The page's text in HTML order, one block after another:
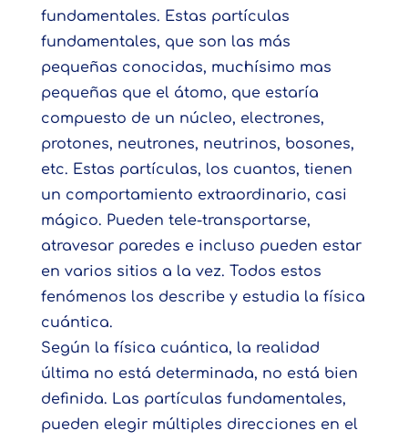
fundamentales. Estas partículas
fundamentales, que son las más
pequeñas conocidas, muchísimo mas
pequeñas que el átomo, que estaría
compuesto de un núcleo, electrones,
protones, neutrones, neutrinos, bosones,
etc. Estas partículas, los cuantos, tienen
un comportamiento extraordinario, casi
mágico. Pueden tele-transportarse,
atravesar paredes e incluso pueden estar
en varios sitios a la vez. Todos estos
fenómenos los describe y estudia la física
cuántica.
Según la física cuántica, la realidad
última no está determinada, no está bien
definida. Las partículas fundamentales,
pueden elegir múltiples direcciones en el